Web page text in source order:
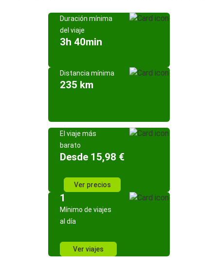
Duración mínima
del viaje
3h 40min
Distancia mínima
235 km
El viaje más
barato
Desde 15,98 €
Ver precios
1
Mínimo de viajes
al día
Ver viajes